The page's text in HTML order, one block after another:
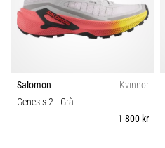
Salomon
Kvinnor
Genesis 2- Grå
1 800 kr